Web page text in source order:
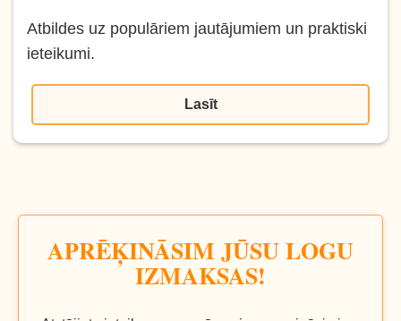
Atbildes uz populāriem jautājumiem un praktiski
ieteikumi.
Lasīt
APRĒĶINĀSIM JŪSU LOGU
IZMAKSAS!